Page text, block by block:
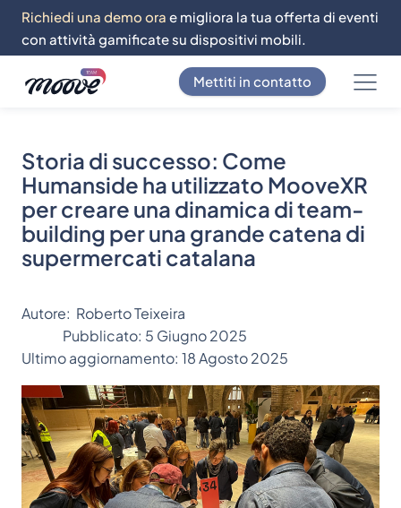
Richiedi una demo ora e migliora la tua offerta di eventi
con attività gamificate su dispositivi mobili.
Mettiti in contatto
Storia di successo: Come
Humanside ha utilizzato MooveXR
per creare una dinamica di team-
building per una grande catena di
supermercati catalana
Autore: Roberto Teixeira
Pubblicato: 5 Giugno 2025
Ultimo aggiornamento: 18 Agosto 2025